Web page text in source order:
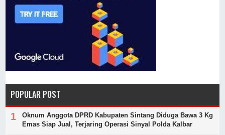
POPULAR POST
Oknum Anggota DPRD Kabupaten Sintang Diduga Bawa 3 Kg
Emas Siap Jual, Terjaring Operasi Sinyal Polda Kalbar